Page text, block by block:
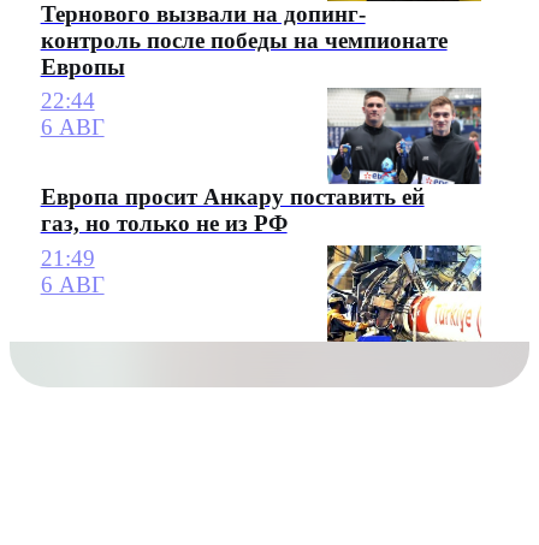
Тернового вызвали на допинг-
контроль после победы на чемпионате
Европы
22:44
6 АВГ
Европа просит Анкару поставить ей
газ, но только не из РФ
21:49
6 АВГ